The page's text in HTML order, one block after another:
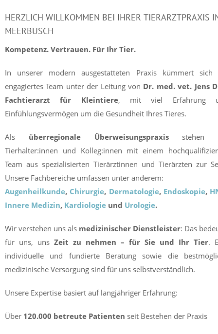
HERZLICH WILLKOMMEN BEI IHRER TIERARZTPRAXIS
MEERBUSCH
Kompetenz. Vertrauen. Für Ihr Tier.
In unserer modern ausgestatteten Praxis kümmert sich
engagiertes Team unter der Leitung von Dr. med. vet. Jens
Fachtierarzt für Kleintiere, mit viel Erfahrung
Einfühlungsvermögen um die Gesundheit Ihres Tieres.
Als überregionale Überweisungspraxisstehen
Tierhalter:innen und Kolleg:innen mit einem
Team aus spezialisierten Tierärztinnen und Tierärzten zur
Unsere Fachbereiche umfassen unter anderem:
Augenheilkunde, Chirurgie, Dermatologie, Endoskopie,
Innere Medizin, Kardiologie und Urologie.
Wir verstehen uns als medizinischer Dienstleister: Das
für uns, uns Zeit zu nehmen – für Sie und Ihr Tier.
individuelle und fundierte Beratung sowie die
medizinische Versorgung sind für uns selbstverständlich.
Unsere Expertise basiert auf langjähriger Erfahrung:
Über 120.000 betreute Patienten seit Bestehen der Praxis